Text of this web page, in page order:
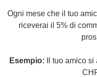
Ogni mese che il tuo
riceverai il 5% di
Esempio: Il tuo amico